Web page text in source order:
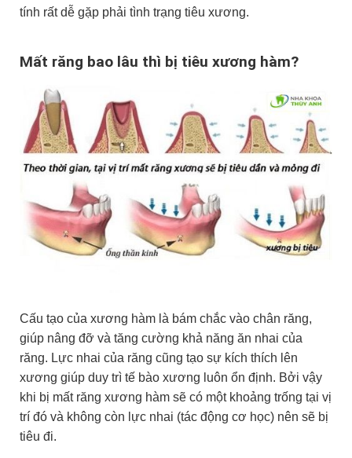
tính rất dễ gặp phải tình trạng tiêu xương.
Mất răng bao lâu thì bị tiêu xương hàm?
Cấu tạo của xương hàm là bám chắc vào chân răng,
giúp nâng đỡ và tăng cường khả năng ăn nhai của
răng. Lực nhai của răng cũng tạo sự kích thích lên
xương giúp duy trì tế bào xương luôn ổn định. Bởi vậy
khi bị mất răng xương hàm sẽ có một khoảng trống tại vị
trí đó và không còn lực nhai (tác động cơ học) nên sẽ bị
tiêu đi.